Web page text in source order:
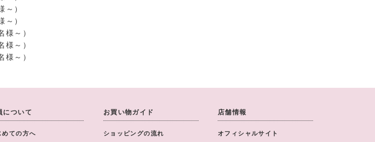
）
）
～）
～）
～）
について
めての方へ
お買い物ガイド
ショッピングの流れ
店舗情報
オフィシャルサイト